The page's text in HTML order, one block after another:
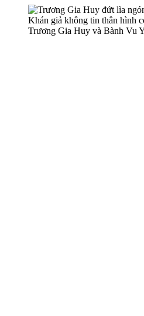
Khán giả không tin thâ‌n hìn‌h
Trương Gia Huy và Bành Vu